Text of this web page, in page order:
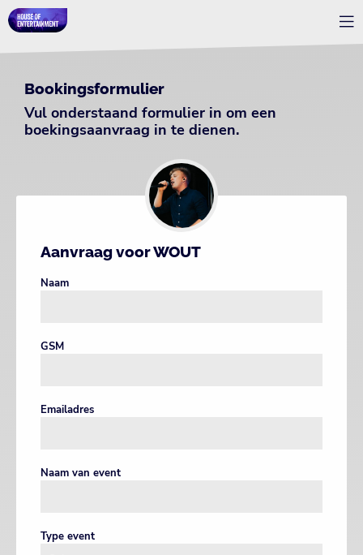
Bookingsformulier
Vul onderstaand formulier in om een
boekingsaanvraag in te dienen.
Aanvraag voor WOUT
Naam
GSM
Emailadres
Naam van event
Type event